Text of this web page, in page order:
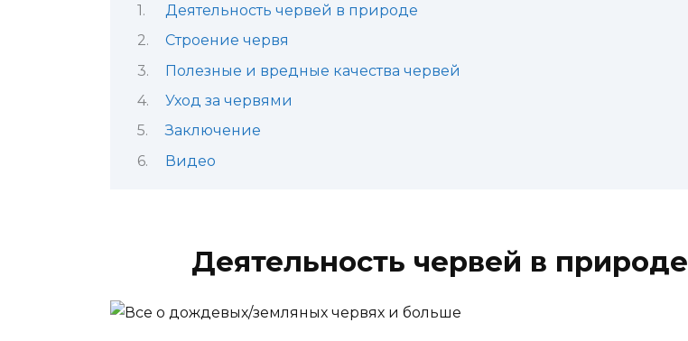
Деятельность червей в природе
Строение червя
Полезные и вредные качества червей
Уход за червями
Заключение
Видео
Деятельность червей в природе